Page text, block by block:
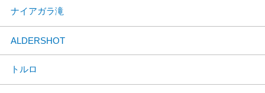
ナイアガラ滝
ALDERSHOT
トルロ